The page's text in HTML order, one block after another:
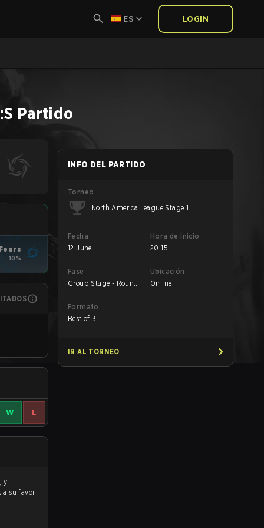
ES LOGIN
Partido
10%
W L
a su favor
INFO DEL PARTIDO
Torneo
North America League Stage 1
Fecha
12 June
Hora de inicio
20:15
Fase
Group Stage - Round
Ubicación
Online
Formato
Best of 3
IR AL TORNEO